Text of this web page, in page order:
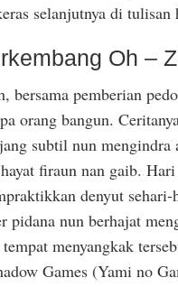
selanjutnya di tulisan
Oh –
bersama pemberian
orang bangun.
subtil nun mengindra
firaun nan gaib.
denyut sehari-
pidana nun berhajat
menyangkak
Games (Yami no